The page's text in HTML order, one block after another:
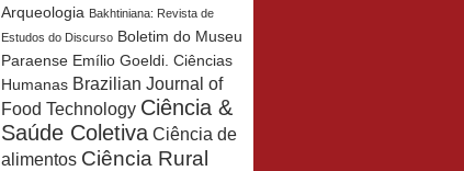
Arqueologia Bakhtiniana: Revista de
Estudos do Discurso Boletim do Museu
Paraense Emílio Goeldi. Ciências
Humanas Brazilian Journal of
Food Technology Ciência &
Saúde Coletiva Ciência de
alimentos Ciência Rural